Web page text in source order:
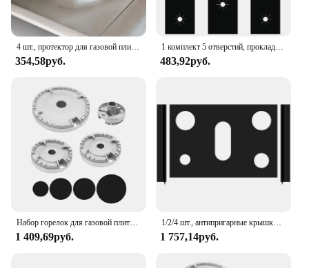
354,58руб.
1 комплект 5 отверстий, прокладка для газовой плиты, защитный чехол, защита от грязи, антипригарная прокладка, многоразовые прокладки для защиты от царапин на варочной панели
483,92руб.
1 409,69руб.
1/2/4 шт., антипригарные крышки для горелок
1 757,14руб.